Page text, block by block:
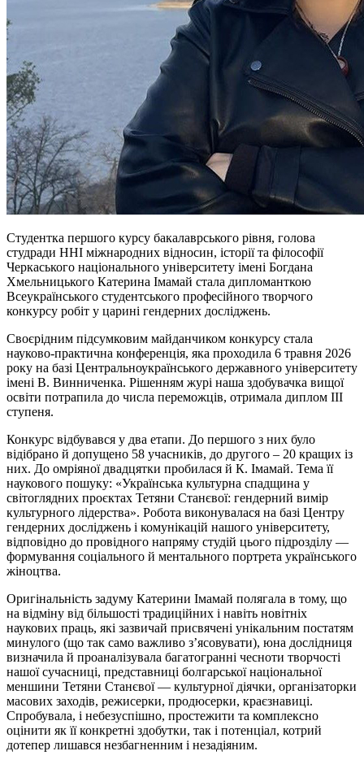
Студентка першого курсу бакалаврського рівня, голова
студради ННІ міжнародних відносин, історії та філософії
Черкаського національного університету імені Богдана
Хмельницького Катерина Імамай стала дипломанткою
Всеукраїнського студентського професійного творчого
конкурсу робіт у царині гендерних досліджень.
Своєрідним підсумковим майданчиком конкурсу стала
науково-практична конференція, яка проходила 6 травня 2026
року на базі Центральноукраїнського державного університету
імені В. Винниченка. Рішенням журі наша здобувачка вищої
освіти потрапила до числа переможців, отримала диплом ІІІ
ступеня.
Конкурс відбувався у два етапи. До першого з них було
відібрано й допущено 58 учасників, до другого – 20 кращих із
них. До омріяної двадцятки пробилася й К. Імамай. Тема її
наукового пошуку: «Українська культурна спадщина у
світоглядних проєктах Тетяни Станєвої: гендерний вимір
культурного лідерства». Робота виконувалася на базі Центру
гендерних досліджень і комунікацій нашого університету,
відповідно до провідного напряму студій цього підрозділу —
формування соціального й ментального портрета українського
жіноцтва.
Оригінальність задуму Катерини Імамай полягала в тому, що
на відміну від більшості традиційних і навіть новітніх
наукових праць, які зазвичай присвячені унікальним постатям
минулого (що так само важливо з’ясовувати), юна дослідниця
визначила й проаналізувала багатогранні чесноти творчості
нашої сучасниці, представниці болгарської національної
меншини Тетяни Станєвої — культурної діячки, організаторки
масових заходів, режисерки, продюсерки, краєзнавиці.
Спробувала, і небезуспішно, простежити та комплексно
оцінити як її конкретні здобутки, так і потенціал, котрий
дотепер лишався незбагненним і незадіяним.